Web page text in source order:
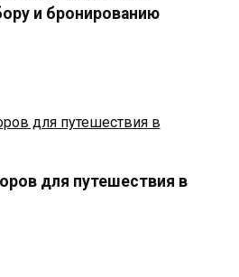
и бронированию
для путешествия в